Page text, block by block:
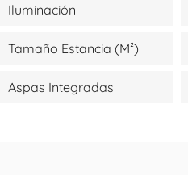
Iluminación
Tamaño Estancia (m²)
Aspas Integradas